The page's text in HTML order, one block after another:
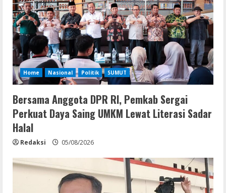
Home Nasional Politik SUMUT
Bersama Anggota DPR RI, Pemkab Sergai
Perkuat Daya Saing UMKM Lewat Literasi Sadar
Halal
Redaksi 05/08/2026